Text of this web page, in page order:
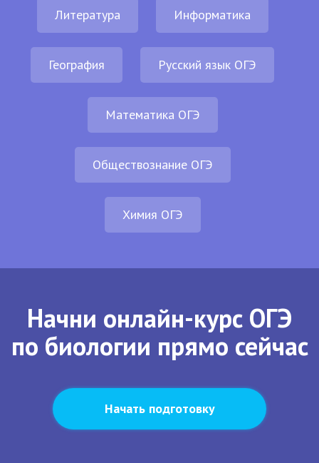
Литература Информатика
География Русский язык ОГЭ
Математика ОГЭ
Обществознание ОГЭ
Химия ОГЭ
Начни онлайн-курс ОГЭ
по биологии прямо сейчас
Начать подготовку